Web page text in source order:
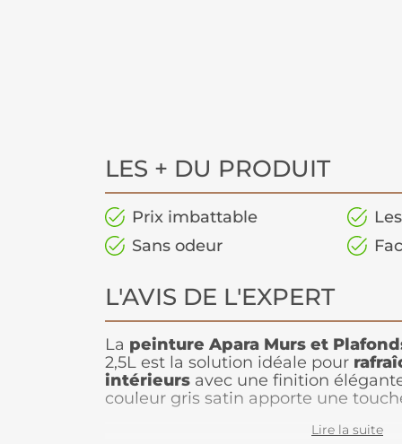
LES + DU PRODUIT
Prix imbattable
Sans odeur
L'AVIS DE L'EXPERT
La peinture Apara Murs et
2,5L est la solution idéale pour
intérieurs avec une finition
couleur gris satin apporte une
appliquer, cette peinture estLire la suite